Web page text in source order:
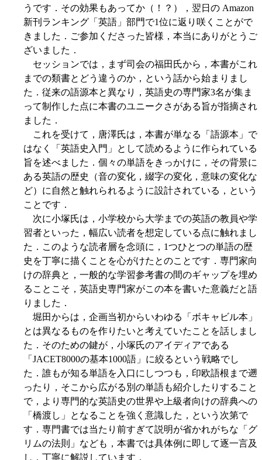
うです．その効果もあってか（！？），翌日の Amazon
新刊ランキング「英語」部門で1位に返り咲くことがで
きました．ご参加くださった皆様，本当にありがとうご
ざいました．
セッションでは，まず司会の福田氏から，本書がこれ
までの類書とどう違うのか，という話から始まりまし
た．従来の語源本と異なり，英語史の専門家3名が集ま
って制作した点に本書のユニークさがある旨が指摘され
ました．
これを受けて，唐澤氏は，本書が単なる「語源本」で
はなく「英語史入門」として読めるように作られている
旨を述べました．個々の単語をきっかけに，その背景に
ある英語の歴史（音の変化，綴字の変化，意味の変化な
ど）に自然と触れられるように設計されている，という
ことです．
次に小塚氏は，小学校から大学までの英語の教員や学
習者といった，幅広い読者を想定している点に触れまし
た．このような読者層を念頭に，1つひとつの単語の歴
史を丁寧に描くことを心がけたとのことです．専門家向
けの辞典と，一般的な学習参考書の間のギャップを埋め
ることこそ，英語史専門家がこの本を書いた意義だと語
りました．
堀田からは，企画当初からいわゆる「ボキャビル本」
とは異なるものを作りたいと考えていたことを話しまし
た．そのための鍵が，小塚氏のアイディアである
「JACET8000の基本1000語」に絞るという戦略でし
た．誰もが知る単語を入口にしつつも，印欧語根まで遡
ったり，そこから広がる別の単語も紹介したりすること
で，より専門的な英語史の世界や上級者向けの辞典への
「橋渡し」となることを強く意識した，という次第で
す．専門書では当たり前すぎて説明が省かれがちな「グ
リムの法則」なども，本書では具体例に即して逐一言及
し，丁寧に解説しています．